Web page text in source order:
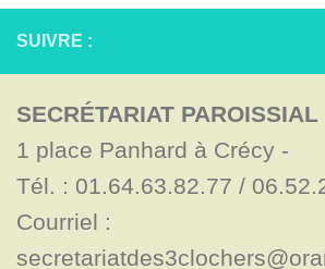
SUIVRE :
SECRÉTARIAT PAROISSIAL
1 place Panhard à Crécy -
Tél. : 01.64.63.82.77 /
Courriel :